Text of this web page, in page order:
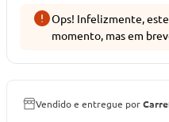
Ops! Infelizmente,
momento, mas em
Vendido e entregue por